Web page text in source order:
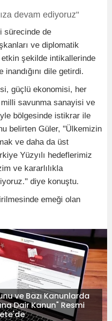
devam ediyoruz"
sürecinde de
ve diplomatik
etkin şekilde intikallerinde
dile getirdi.
güçlü ekonomisi, her
savunma sanayisi ve
bölgesinde istikrar ile
belirten Güler, "Ülkemizin
ve daha da üst
Yüzyılı hedeflerimiz
ve kararlılıkla
diye konuştu.
emeği olan
ve Bazı Kanunlarda
Dair Kanun" Resmi